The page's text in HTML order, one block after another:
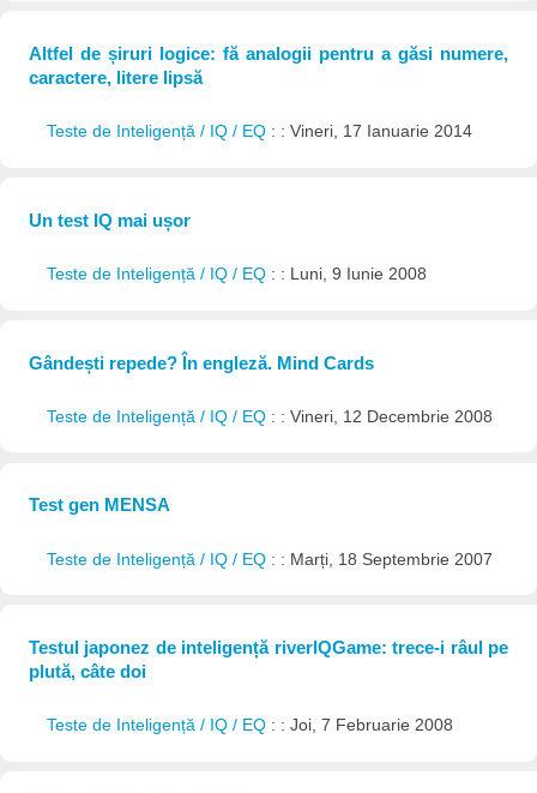
Altfel de șiruri logice: fă analogii pentru a găsi numere,
caractere, litere lipsă
Teste de Inteligență / IQ / EQ : : Vineri, 17 Ianuarie 2014
Un test IQ mai ușor
Teste de Inteligență / IQ / EQ : : Luni, 9 Iunie 2008
Gândești repede? În engleză. Mind Cards
Teste de Inteligență / IQ / EQ : : Vineri, 12 Decembrie 2008
Test gen MENSA
Teste de Inteligență / IQ / EQ : : Marți, 18 Septembrie 2007
Testul japonez de inteligență riverIQGame: trece-i râul pe
plută, câte doi
Teste de Inteligență / IQ / EQ : : Joi, 7 Februarie 2008